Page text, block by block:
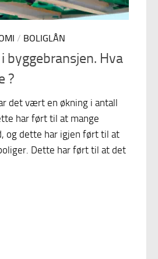
/ BOLIGLÅN
byggebransjen. Hva
?
det vært en økning i antall
har ført til at mange
og dette har igjen ført til at
Dette har ført til at det